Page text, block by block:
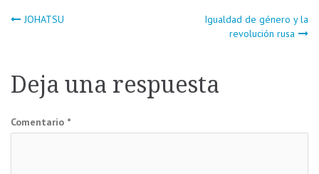
Navegación
entradas
JOHATSU
Igualdad de género y la
revolución rusa
Deja una respuesta
Comentario *